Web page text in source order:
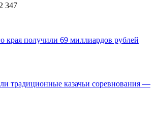
347
края получили 69 миллиардов рублей
традиционные казачьи соревнования —